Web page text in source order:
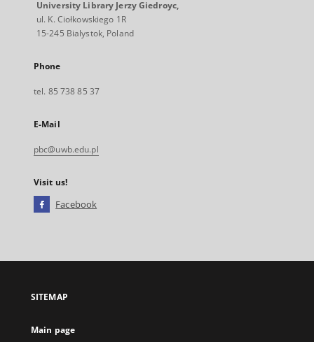
University Library Jerzy Giedroyc,
ul. K. Ciołkowskiego 1R
15-245 Bialystok, Poland
Phone
tel. 85 738 85 37
E-Mail
pbc@uwb.edu.pl
Visit us!
Facebook
open
new
SITEMAP
Main page